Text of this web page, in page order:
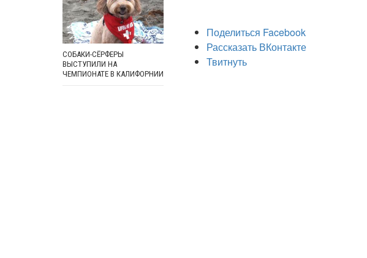
Поделиться Facebook
Рассказать ВКонтакте
Твитнуть
СОБАКИ-СЁРФЕРЫ
ВЫСТУПИЛИ НА
ЧЕМПИОНАТЕ В КАЛИФОРНИИ